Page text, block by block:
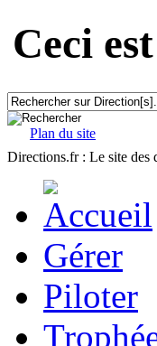
Ceci
Plan du site
Directions.fr : Le site des
Gérer
Piloter